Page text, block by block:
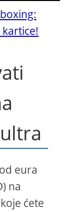
eura
na
ćete